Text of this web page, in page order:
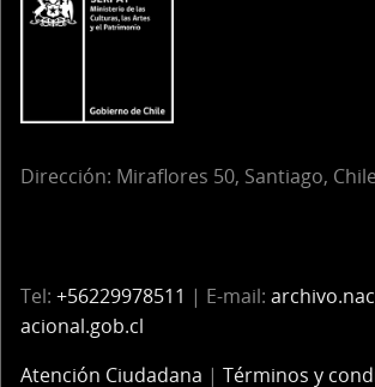
Dirección: Miraflores 50, Santiago,
Tel: +56229978511 | E-mail:
acional.gob.cl
Atención Ciudadana | Términos y